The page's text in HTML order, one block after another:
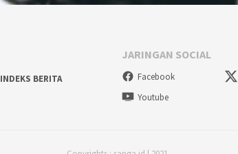
INDEKS BERITA
JARINGAN SOCIAL
Facebook
Youtube